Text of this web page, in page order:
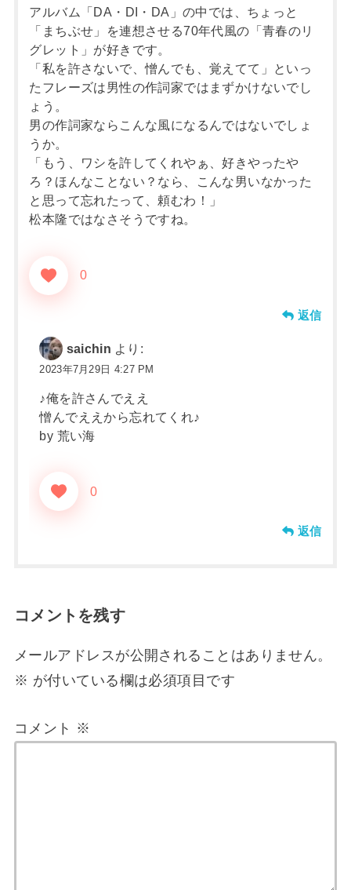
アルバム「DA・DI・DA」の中では、ちょっと
「まちぶせ」を連想させる70年代風の「青春のリ
グレット」が好きです。
「私を許さないで、憎んでも、覚えてて」といっ
たフレーズは男性の作詞家ではまずかけないでし
ょう。
男の作詞家ならこんな風になるんではないでしょ
うか。
「もう、ワシを許してくれやぁ、好きやったや
ろ？ほんなことない？なら、こんな男いなかった
と思って忘れたって、頼むわ！」
松本隆ではなさそうですね。
0
返信
saichin より:
2023年7月29日 4:27 PM
♪俺を許さんでええ
憎んでええから忘れてくれ♪
by 荒い海
0
返信
コメントを残す
メールアドレスが公開されることはありません。
※ が付いている欄は必須項目です
コメント ※